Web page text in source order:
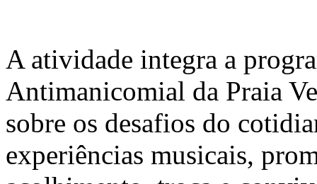
A atividade integra a
Antimanicomial da Praia
sobre os desafios do
experiências musicais,